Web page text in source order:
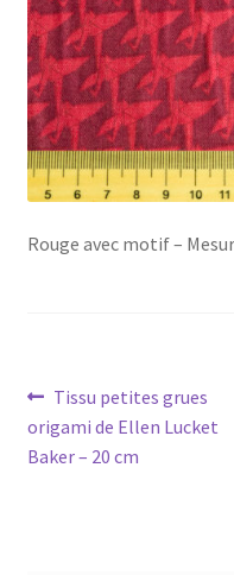
My Account
Wishlist
Paiement
Track your order
Rouge avec motif –
Navigation
de
Article
précédent :
Tissu petites grues
origami de Ellen Lucket
Baker – 20 cm